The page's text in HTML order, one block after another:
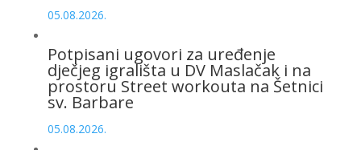
05.08.2026.
Potpisani ugovori za uređenje
dječjeg igrališta u DV Maslačak i na
prostoru Street workouta na Šetnici
sv. Barbare
05.08.2026.